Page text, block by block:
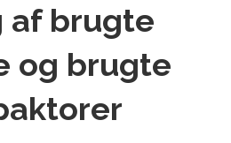
af brugte
og brugte